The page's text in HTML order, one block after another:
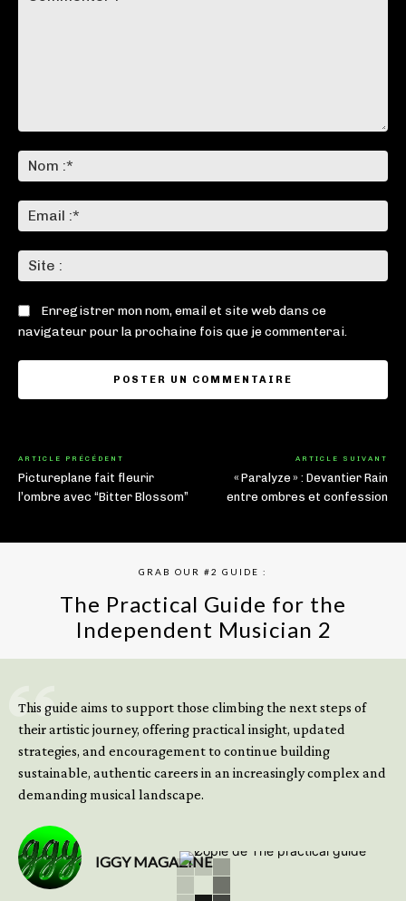
:*
:*
:
Enregistrer mon nom, email et site web dans ce
navigateur pour la prochaine fois que je commenterai.
ARTICLE PRÉCÉDENT
Pictureplane fait fleurir
l’ombre avec “Bitter Blossom”
ARTICLE SUIVANT
« Paralyze » : Devantier Rain
entre ombres et confession
GRAB OUR #2 GUIDE :
The Practical Guide for the
Independent Musician 2
This guide aims to support those climbing the next steps of
their artistic journey, offering practical insight, updated
strategies, and encouragement to continue building
sustainable, authentic careers in an increasingly complex and
demanding musical landscape.
IGGY MAGAZINE